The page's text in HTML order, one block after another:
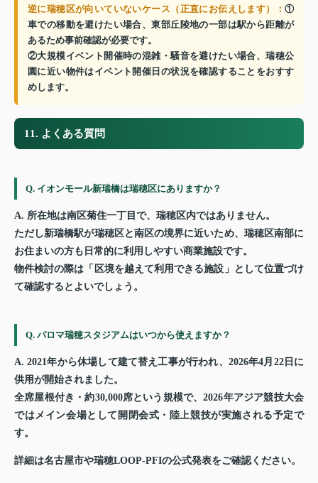
逆に瑞穂区が向いていないケース（正直にお伝えします）： ①
車での移動を避けたい場合、東部丘陵地の一部は駅から距離が
あるため事前確認が必要です。
②大規模イベント開催時の混雑・騒音を避けたい場合、瑞穂公
園に近い物件はイベント開催日の状況を確認することをおすす
めします。
11. よくある質問
Q. イオンモール新瑞橋は瑞穂区にありますか？
A. 所在地は南区菊住一丁目で、瑞穂区内ではありません。
ただし新瑞橋駅が瑞穂区と南区の境界に近いため、瑞穂区南部に
お住まいの方も日常的に利用しやすい商業施設です。
物件検討の際は「区境を越えて利用できる施設」として位置づけ
て確認するとよいでしょう。
Q. パロマ瑞穂スタジアムはいつから使えますか？
A. 2021年から休場して建て替え工事が行われ、2026年4月22日に
供用が開始されました。
全席屋根付き・約30,000席という規模で、2026年アジア競技大会
ではメイン会場として開閉会式・陸上競技が実施される予定で
す。
詳細は名古屋市や瑞穂LOOP-PFIの公式発表をご確認ください。